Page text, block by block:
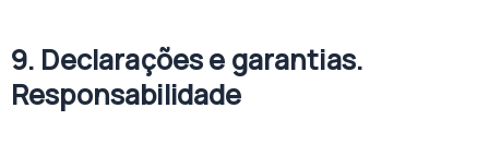
9. Declarações e garantias.
Responsabilidade